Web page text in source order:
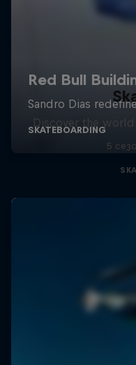
Discover the world
5